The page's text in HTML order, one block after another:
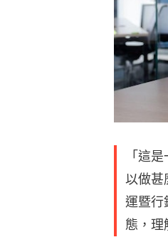
「這
以做甚
運暨行
態，理